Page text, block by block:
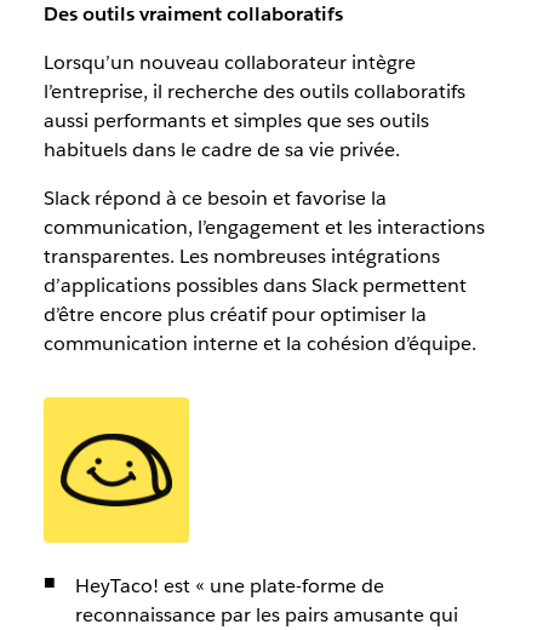
Des outils vraiment collaboratifs
Lorsqu’un nouveau collaborateur intègre
l’entreprise, il recherche desoutils collaboratifs
aussi performants et simples que ses outils
habituels dans le cadre de sa vie privée.
Slack répond à ce besoin et favorise la
communication, l’engagement et les interactions
transparentes. Les nombreuses intégrations
d’applications possibles dans Slack permettent
d’être encore plus créatif pour optimiser la
communication interneet la cohésion d’équipe.
HeyTaco! est « une plate-forme de
reconnaissance par les pairs amusante qui